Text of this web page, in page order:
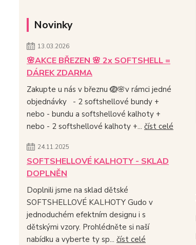
Novinky
13.03.2026
🌸AKCE BŘEZEN 🌸 2x SOFTSHELL =
DÁREK ZDARMA
Zakupte u nás v březnu 🪺🌸v rámci jedné
objednávky - 2 softshellové bundy +
nebo - bundu a softshellové kalhoty +
nebo - 2 softshellové kalhoty +... číst celé
24.11.2025
SOFTSHELLOVÉ KALHOTY - SKLAD
DOPLNĚN
Doplnili jsme na sklad dětské
SOFTSHELLOVÉ KALHOTY Gudo v
jednoduchém efektním designu i s
dětskými vzory. Prohlédněte si naší
nabídku a vyberte ty sp... číst celé